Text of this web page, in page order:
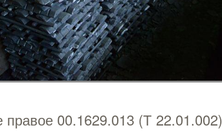
правое 00.1629.013 (Т 22.01.002)